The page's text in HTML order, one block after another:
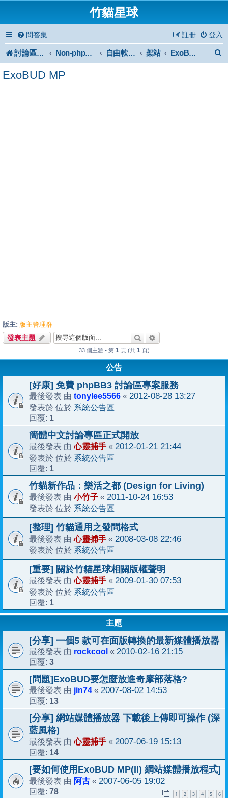
竹貓星球
問答集 登入
註冊
討論區首頁 Non-phpBB specific 自由軟體或免費軟體 架站 ExoBUD MP
ExoBUD MP
版主: 版主管理群
發表主題 搜尋
33 個主題 • 第 1 頁 (共 1 頁)
公告
[好康] 免費 phpBB3 討論區專案服務
最後發表 由 tonylee5566 « 2012-08-28 13:27
發表於 位於 系統公告區
回覆: 1
簡體中文討論專區正式開放
最後發表 由心靈捕手 « 2012-01-21 21:44
發表於 位於 系統公告區
回覆: 1
竹貓新作品：樂活之都 (Design for Living)
最後發表 由 小竹子 « 2011-10-24 16:53
發表於 位於 系統公告區
[整理] 竹貓通用之發問格式
最後發表 由心靈捕手 « 2008-03-08 22:46
發表於 位於 系統公告區
[重要] 關於竹貓星球相關版權聲明
最後發表 由心靈捕手 « 2009-01-30 07:53
發表於 位於 系統公告區
回覆: 1
主題
[分享] 一個5 款可在面版轉換的最新媒體播放器
最後發表 由 rockcool « 2010-02-16 21:15
回覆: 3
[問題]ExoBUD要怎麼放進奇摩部落格?
最後發表 由 jin74 « 2007-08-02 14:53
回覆: 13
[分享] 網站媒體播放器 下載後上傳即可操作 (深
藍風格)
最後發表 由心靈捕手 « 2007-06-19 15:13
回覆: 14
[要如何使用ExoBUD MP(II) 網站媒體播放程式]
最後發表 由 阿古 « 2007-06-05 19:02
回覆: 78 1 2 3 4 5 6